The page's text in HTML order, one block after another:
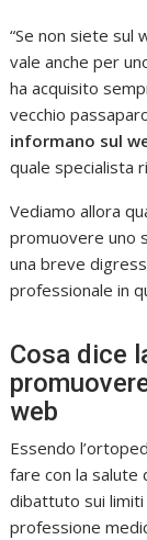
“Se non siete sul
vale anche per
ha acquisito
vecchio
informano sul
quale specialista
Vediamo allora
promuovere uno
una breve
professionale in
Cosa dice
web
Essendo
fare con la salute
dibattuto sui
professione